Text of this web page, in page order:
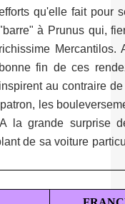
qu'elle fait pour
à Prunus qui,
richissime
bonne fin de ces
inspirent au contraire
les
la grande surprise
de sa voiture